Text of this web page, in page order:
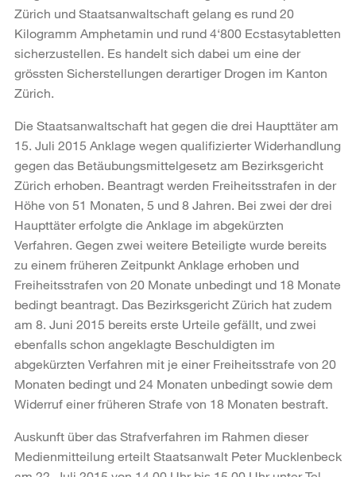
Zürich und Staatsanwaltschaft gelang es rund 20
Kilogramm Amphetamin und rund 4‘800 Ecstasytabletten
sicherzustellen. Es handelt sich dabei um eine der
grössten Sicherstellungen derartiger Drogen im Kanton
Zürich.
Die Staatsanwaltschaft hat gegen die drei Haupttäter am
15. Juli 2015 Anklage wegen qualifizierter Widerhandlung
gegen das Betäubungsmittelgesetz am Bezirksgericht
Zürich erhoben. Beantragt werden Freiheitsstrafen in der
Höhe von 51 Monaten, 5 und 8 Jahren. Bei zwei der drei
Haupttäter erfolgte die Anklage im abgekürzten
Verfahren. Gegen zwei weitere Beteiligte wurde bereits
zu einem früheren Zeitpunkt Anklage erhoben und
Freiheitsstrafen von 20 Monate unbedingt und 18 Monate
bedingt beantragt. Das Bezirksgericht Zürich hat zudem
am 8. Juni 2015 bereits erste Urteile gefällt, und zwei
ebenfalls schon angeklagte Beschuldigten im
abgekürzten Verfahren mit je einer Freiheitsstrafe von 20
Monaten bedingt und 24 Monaten unbedingt sowie dem
Widerruf einer früheren Strafe von 18 Monaten bestraft.
Auskunft über das Strafverfahren im Rahmen dieser
Medienmitteilung erteilt Staatsanwalt Peter Mucklenbeck